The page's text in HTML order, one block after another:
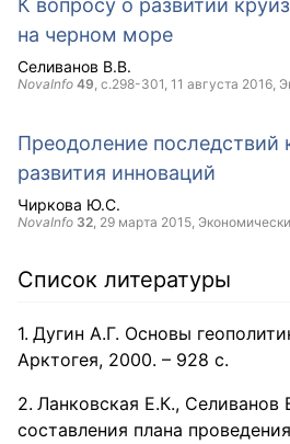
К вопросу о развитии
на черном море
Селиванов В.В.
NovaInfo 49, с.298-301, 11 августа 2016,
Преодоление последствий
развития инноваций
Чиркова Ю.С.
NovaInfo 32, 29 марта 2015,
Список литературы
Дугин А.Г. Основы
Арктогея, 2000. – 928 с.
Ланковская Е.К., Селиванов
составления плана